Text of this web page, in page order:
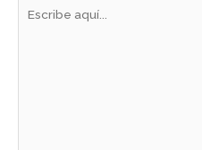
aquí...